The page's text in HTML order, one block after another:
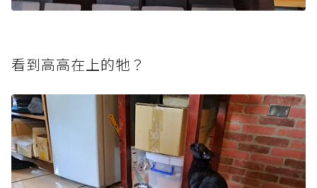
看到高高在上的牠？